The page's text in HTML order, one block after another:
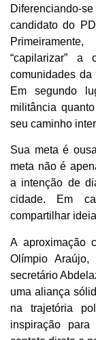
candidato do
“capilarizar” a
comunidades
Em segundo
militância
seu caminho
Sua meta é
meta não é
a intenção de
cidade. Em
compartilhar
A aproximação
Olímpio
secretário
uma aliança
na trajetória
inspiração